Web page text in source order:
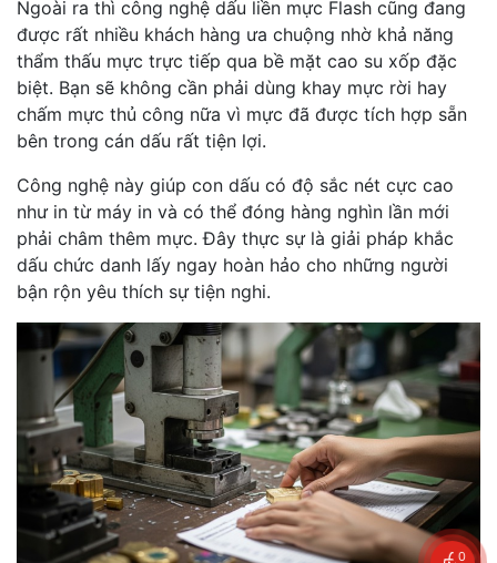
Ngoài ra thì công nghệ dấu liền mực Flash cũng đang
được rất nhiều khách hàng ưa chuộng nhờ khả năng
thẩm thấu mực trực tiếp qua bề mặt cao su xốp đặc
biệt. Bạn sẽ không cần phải dùng khay mực rời hay
chấm mực thủ công nữa vì mực đã được tích hợp sẵn
bên trong cán dấu rất tiện lợi.
Công nghệ này giúp con dấu có độ sắc nét cực cao
như in từ máy in và có thể đóng hàng nghìn lần mới
phải châm thêm mực. Đây thực sự là giải pháp khắc
dấu chức danh lấy ngay hoàn hảo cho những người
bận rộn yêu thích sự tiện nghi.